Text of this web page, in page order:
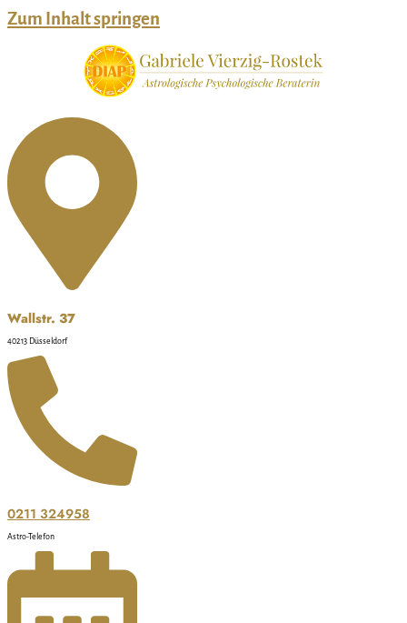
Zum Inhalt springen
Wallstr. 37
40213 Düsseldorf
0211 324958
Astro-Telefon